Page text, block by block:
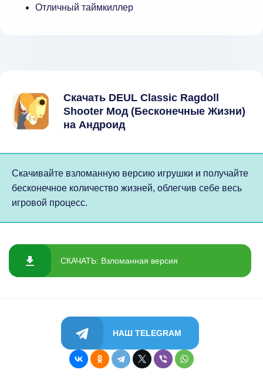
Отличный таймкиллер
Скачать DEUL Classic Ragdoll
Shooter Мод (Бесконечные Жизни)
на Андроид
Скачивайте взломанную версию игрушки и получайте
бесконечное количество жизней, облегчив себе весь
игровой процесс.
СКАЧАТЬ: Взломанная версия
НАШ TELEGRAM